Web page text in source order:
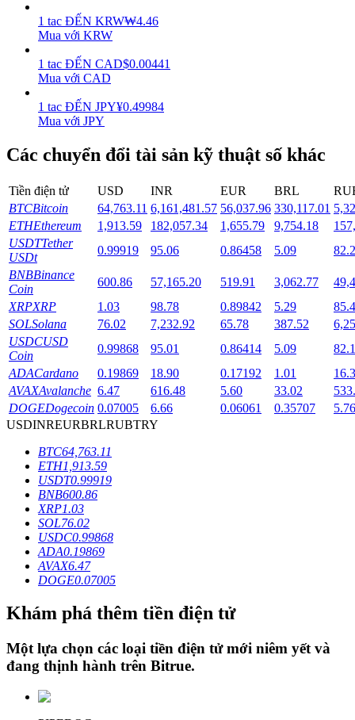
Staking
Lợi nhuận cao và truy cập ngay lập tức
Launchpool
Đặt cọc linh hoạt để kiếm được các token phổ biến.
Khóa BTR
Khoản vay
1 tac ĐẾN KRW₩4.46
Mua với KRW
1 tac ĐẾN CAD$0.00441
Mua với CAD
1 tac ĐẾN JPY¥0.49984
Mua với JPY
Các chuyển đổi tài sản kỹ thuật số khác
Tiền điện tử USD INR EUR BRL
BTCBitcoin 64,763.11 6,161,481.57 56,037.96 330,117.01
ETHEthereum 1,913.59 182,057.34 1,655.79 9,754.18
USDTTether
USDt
0.99919 95.06 0.86458 5.09
BNBBinance
Coin
600.86 57,165.20 519.91 3,062.77
XRPXRP 1.03 98.78 0.89842 5.29
SOLSolana 76.02 7,232.92 65.78 387.52
USDCUSD
Coin
0.99868 95.01 0.86414 5.09
ADACardano 0.19869 18.90 0.17192 1.01
AVAXAvalanche 6.47 616.48 5.60 33.02
DOGEDogecoin 0.07005 6.66 0.06061 0.35707
5.76
USDINREURBRLRUBTRY
BTC64,763.11
ETH1,913.59
USDT0.99919
BNB600.86
XRP1.03
SOL76.02
USDC0.99868
ADA0.19869
AVAX6.47
DOGE0.07005
Khám phá thêm tiền điện tử
Một lựa chọn các loại tiền điện tử mới niêm yết và
đang thịnh hành trên Bitrue.